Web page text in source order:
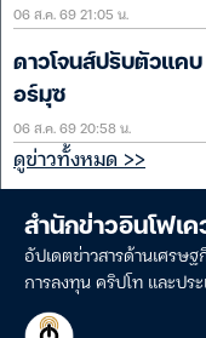
06 ส.ค. 69 21:05 น.
ดาวโจนส์ปรับตัวแค
อร์มุซ
06 ส.ค. 69 20:58 น.
ดูข่าวทั้งหมด >>
สำนักข่าวอินโฟเค
อัปเดตข่าวสารด้านเศรษ
การลงทุน คริปโท และปร